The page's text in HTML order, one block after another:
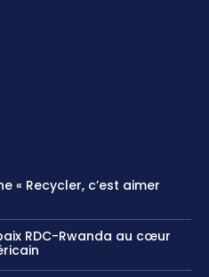
« Recycler, c’est aimer
RDC-Rwanda au cœur